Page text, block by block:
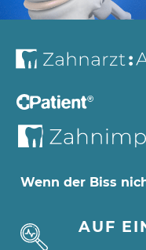
Wenn der Biss
AUF